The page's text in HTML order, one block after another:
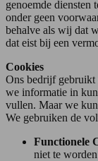
genoemde diensten
onder geen
behalve als wij dat
dat eist bij een
Cookies
Ons bedrijf gebruikt
we informatie in
vullen. Maar we
We gebruiken de
Functionele
niet te